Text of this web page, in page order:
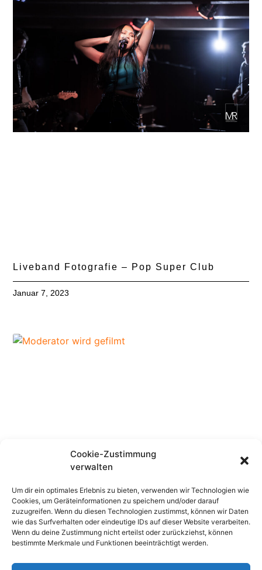
Cookie-Zustimmung
verwalten
Um dir ein optimales Erlebnis zu bieten, verwenden wir Technologien wie
Cookies, um Geräteinformationen zu speichern und/oder darauf
zuzugreifen. Wenn du diesen Technologien zustimmst, können wir Daten
wie das Surfverhalten oder eindeutige IDs auf dieser Website verarbeiten.
Wenn du deine Zustimmung nicht erteilst oder zurückziehst, können
bestimmte Merkmale und Funktionen beeinträchtigt werden.
Liveband Fotografie – Pop Super Club
Januar 7, 2023
Dezember 17, 2020
© 2024 Events-Fotograf Matthias Rethmann